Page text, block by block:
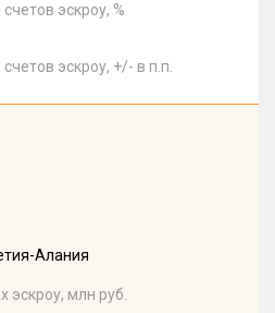
эскроу, %
эскроу, +/- в п.п.
Алания
эскроу, млн руб.